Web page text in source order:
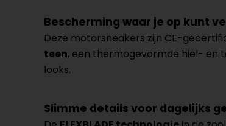
Bescherming waar je op kunt
Deze motorsneakers zijn CE-
teen, een thermogevormde hiel- en
looks.
Slimme details voor dagelijks